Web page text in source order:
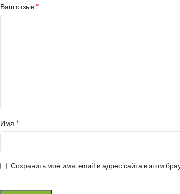
Ваш отзыв *
Имя *
Сохранить моё имя, email и адрес сайта в этом